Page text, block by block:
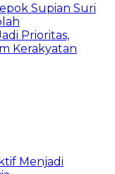
Supian Suri
Prioritas,
Kerakyatan
Menjadi